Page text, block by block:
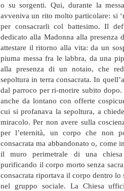
o su sorgenti. Qui, durante la
avveniva un rito molto particolare: si
per consacrarli col battesimo. Il
dedicato alla Madonna alla presenza
attestare il ritorno alla vita: da un
piuma messa fra le labbra, da una
alla presenza di un notaio, che
sepoltura in terra consacrata. In
dal parroco per ri-morire subito
anche da lontano con offerte
cui si profanava la sepoltura, a
miracolo. Per non avere sulla
per l’eternità, un corpo che non
consacrata ma abbandonato o, come
il muro perimetrale di una
purificando il corpo morto senza
consacrata riportava il corpo dentro
nel gruppo sociale. La Chiesa